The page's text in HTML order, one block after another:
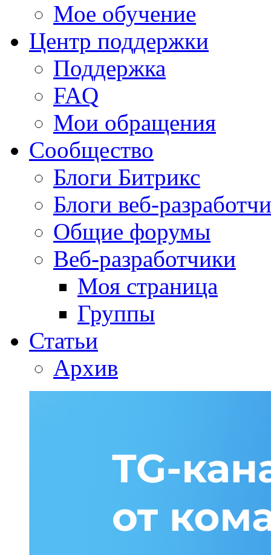
Мое обучение
Центр поддержки
Поддержка
FAQ
Мои обращения
Сообщество
Блоги Битрикс
Блоги веб-
Общие форумы
Веб-разработчики
Моя страница
Группы
Статьи
Архив